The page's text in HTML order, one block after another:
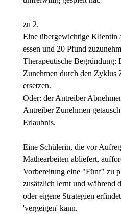
zu 2.
Eine übergewichtige Klientin
essen und 20 Pfund
Therapeutische Begründung:
Zunehmen durch den Zyklus
ersetzen.
Oder: der Antreiber
Antreiber Zunehmen
Erlaubnis.
Eine Schülerin, die vor
Mathearbeiten abliefert,
Vorbereitung eine "Fünf" zu
zusätzlich lernt und während
oder eigene Strategien
'vergeigen' kann.